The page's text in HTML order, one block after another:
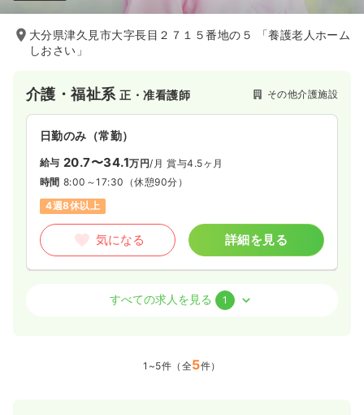
大分県津久見市大字長目２７１５番地の５ 「養護老人ホーム
しおさい」
介護・福祉系正・准看護師 その他介護施設
日勤のみ（常勤）
給与 20.7〜34.1万円/月 賞与4.5ヶ月
時間 8:00～17:30 （休憩90分）
4週8休以上
気になる 詳細を見る
介護・福祉系保健師
万円/月 賞与4.5ヶ月
すべての求人を見る 1
1~5件（全5件）